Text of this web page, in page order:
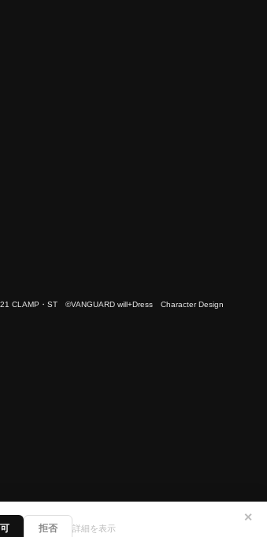
拒否 詳細を表示
✕
CLAMP・ST ©VANGUARD will+Dress Character Design